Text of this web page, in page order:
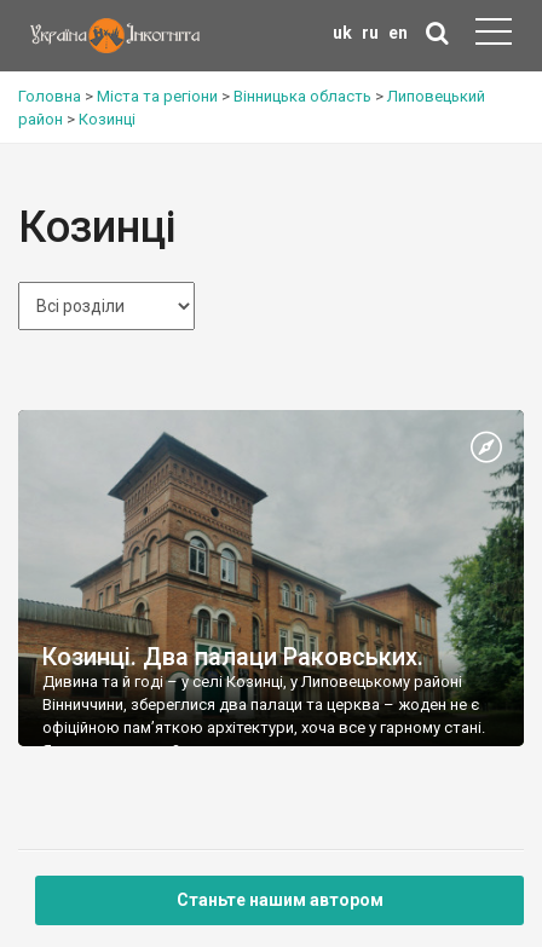
uk ru en
Головна > Міста та регіони > Вінницька область >Липовецький
район > Козинці
Козинці
Козинці. Два палаци Раковських.
Дивина та й годі – у селі Козинці, у Липовецькому районі
Вінниччини, збереглися два палаци та церква – жоден не є
офіційною пам’яткою архітектури, хоча все у гарному стані.
Як таке можливо?
Станьте нашим автором